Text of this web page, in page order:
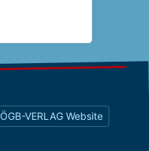
ÖGB-VERLAG Website